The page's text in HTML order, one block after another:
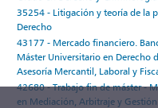
35254 - Litigación y teoría de la
Derecho
43177 - Mercado financiero.
Máster Universitario en Derecho
Asesoría Mercantil, Laboral y
42680 - Trabajo fin de máster -
en Mediación, Arbitraje y